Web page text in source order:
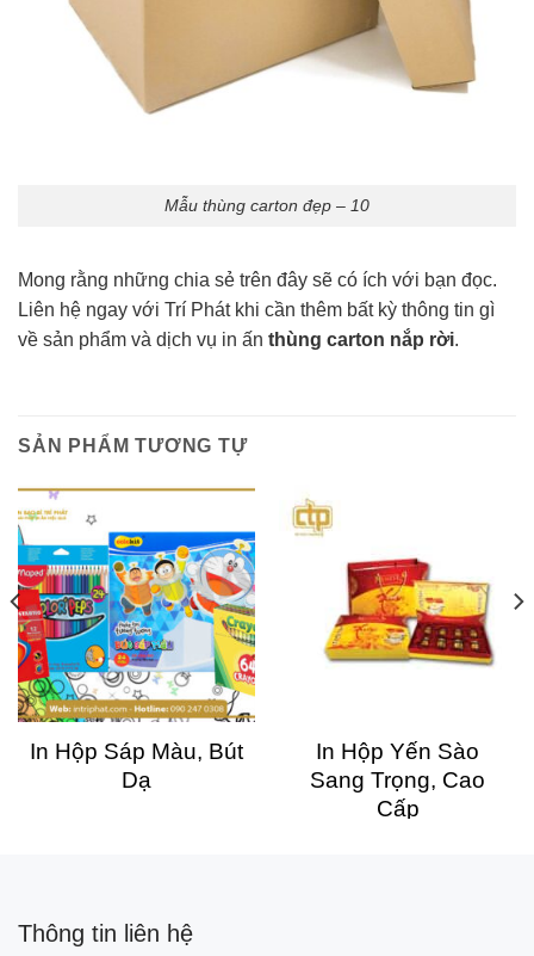
Mẫu thùng carton đẹp – 10
Mong rằng những chia sẻ trên đây sẽ có ích với bạn đọc.
Liên hệ ngay với Trí Phát khi cần thêm bất kỳ thông tin gì
về sản phẩm và dịch vụ in ấn thùng carton nắp rời.
SẢN PHẨM TƯƠNG TỰ
In Hộp Sáp Màu, Bút
Dạ
In Hộp Yến Sào
Sang Trọng, Cao
Cấp
Thông tin liên hệ